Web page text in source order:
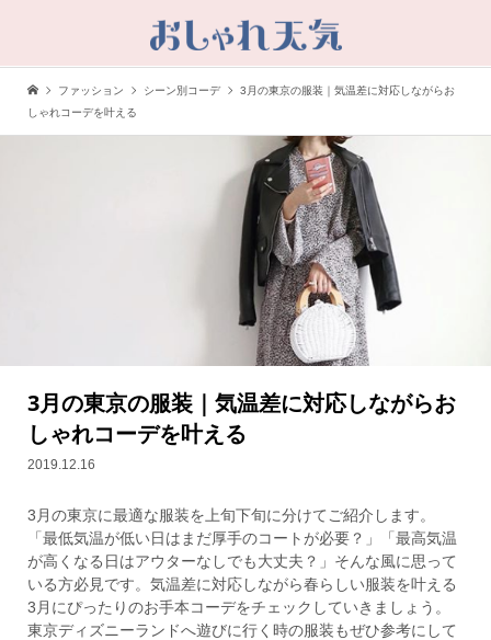
ファッション シーン別コーデ
3月の東京の服装｜気温差に対応しながらお
しゃれコーデを叶える
3月の東京の服装｜気温差に対応しながらお
しゃれコーデを叶える
2019.12.16
3月の東京に最適な服装を上旬下旬に分けてご紹介します。
「最低気温が低い日はまだ厚手のコートが必要？」「最高気温
が高くなる日はアウターなしでも大丈夫？」そんな風に思って
いる方必見です。気温差に対応しながら春らしい服装を叶える
3月にぴったりのお手本コーデをチェックしていきましょう。
東京ディズニーランドへ遊びに行く時の服装もぜひ参考にして